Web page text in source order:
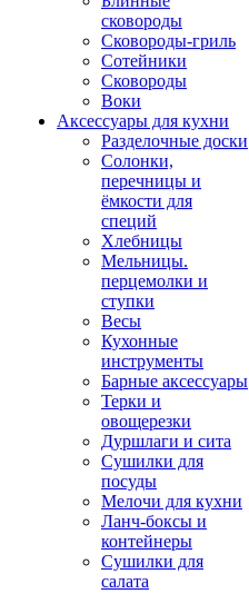
сковороды
Сковороды-гриль
Сотейники
Сковороды
Воки
Аксессуары для кухни
Разделочные доски
Солонки,
перечницы и
ёмкости для
специй
Хлебницы
Мельницы.
перцемолки и
ступки
Весы
Кухонные
инструменты
Барные аксессуары
Терки и
овощерезки
Дуршлаги и сита
Сушилки для
посуды
Мелочи для кухни
Ланч-боксы и
контейнеры
Сушилки для
салата